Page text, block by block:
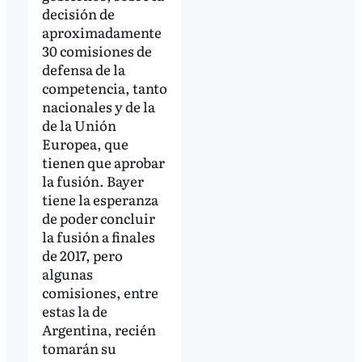
decisión de
aproximadamente
30 comisiones de
defensa de la
competencia, tanto
nacionales y de la
de la Unión
Europea, que
tienen que aprobar
la fusión. Bayer
tiene la esperanza
de poder concluir
la fusión a finales
de 2017, pero
algunas
comisiones, entre
estas la de
Argentina, recién
tomarán su